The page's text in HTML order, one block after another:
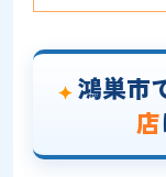
鴻巣市
店